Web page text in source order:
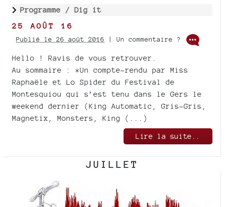
Programme / Dig it
25 AOÛT 16
Publié le 26 août 2016 | Un commentaire ?
Hello ! Ravis de vous retrouver.
Au sommaire : *Un compte-rendu par Miss
Raphaële et Lo Spider du Festival de
Montesquiou qui s’est tenu dans le Gers le
weekend dernier (King Automatic, Gris-Gris,
Magnetix, Monsters, King (...)
Lire la suite..
JUILLET